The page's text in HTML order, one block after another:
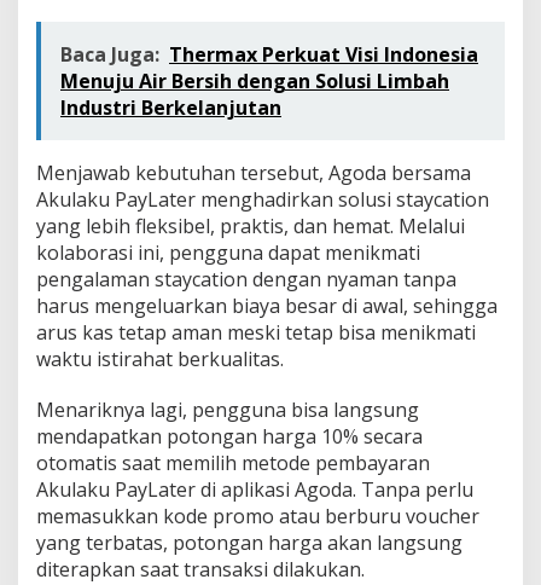
Baca Juga: Thermax Perkuat Visi Indonesia
Menuju Air Bersih dengan Solusi Limbah
Industri Berkelanjutan
Menjawab kebutuhan tersebut, Agoda bersama
Akulaku PayLater menghadirkan solusi staycation
yang lebih fleksibel, praktis, dan hemat. Melalui
kolaborasi ini, pengguna dapat menikmati
pengalaman staycation dengan nyaman tanpa
harus mengeluarkan biaya besar di awal, sehingga
arus kas tetap aman meski tetap bisa menikmati
waktu istirahat berkualitas.
Menariknya lagi, pengguna bisa langsung
mendapatkan potongan harga 10% secara
otomatis saat memilih metode pembayaran
Akulaku PayLater di aplikasi Agoda. Tanpa perlu
memasukkan kode promo atau berburu voucher
yang terbatas, potongan harga akan langsung
diterapkan saat transaksi dilakukan.